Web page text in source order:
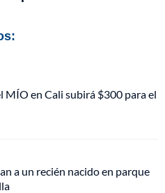
MÍO en Cali subirá $300 para el
a un recién nacido en parque